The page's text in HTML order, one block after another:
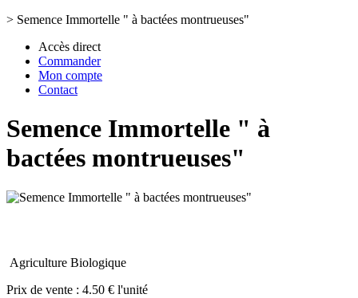
> Semence Immortelle " à bactées montrueuses"
Accès direct
Commander
Mon compte
Contact
Semence Immortelle " à
bactées montrueuses"
Agriculture Biologique
Prix de vente : 4.50 € l'unité